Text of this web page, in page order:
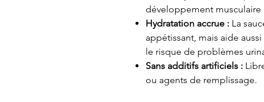
développement
Hydratation accrue : La
appétissant, mais aide
le risque de problèmes
Sans additifs artificiels :
ou agents de remplissage.